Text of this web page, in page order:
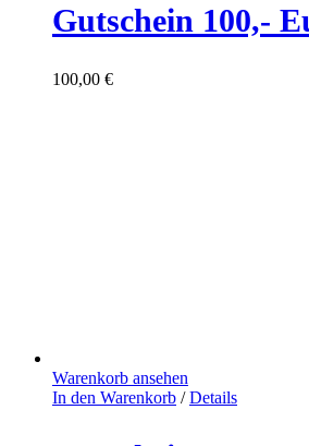
Gutschein 100,-
100,00 €
Warenkorb ansehen
In den Warenkorb / Details